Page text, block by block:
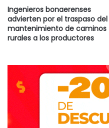
Ingenieros bonaerenses
advierten por el traspaso del
mantenimiento de caminos
rurales a los productores